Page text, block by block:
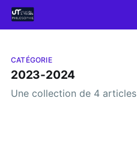
CATÉGORIE
2023-2024
Une collection de 4 articles